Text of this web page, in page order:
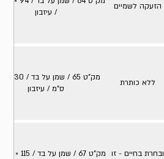
הזעקה לשמיים
/ עיזבון
ללא כותרת
ס"מ / עיזבון
ובחרת בחיים - זו